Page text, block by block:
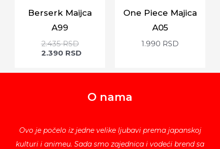
Berserk Maijca
A99
2.435RSD
2.390 RSD
One Piece Majica
A05
1.990 RSD
O nama
Ovo je počelo iz jedne velike ljubavi prema japanskoj
kulturi i animeu. Sada smo zajednica i vodeći brend sa